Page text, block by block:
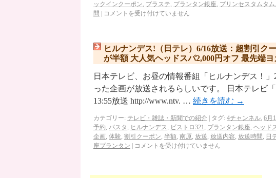
ックインクーポン, プラステ, プランタン銀座, プリンセスタムタム,
間
コメントを受け付けていません
ヒルナンデス!（日テレ）6/16放送：超割引ク
が半額 大人気ヘッドスパ2,000円オフ 最先端
日本テレビ、お昼の情報番組「ヒルナンデス！
った企画が放送されるらしいです。 日本テレビ
13:55放送 http://www.ntv. … 続きを読む →
カテゴリー: テレビ・雑誌・新聞での紹介 タグ: 4チャンネル, 6月
予約, パスタ , ヒルナンデス, ビストロ321, プランタン銀座, ヘッド
企画, 体験, 割引クーポン, 半額, 南原, 放送, 放送内容, 放送時間 , 日
座プランタン
コメントを受け付けていません